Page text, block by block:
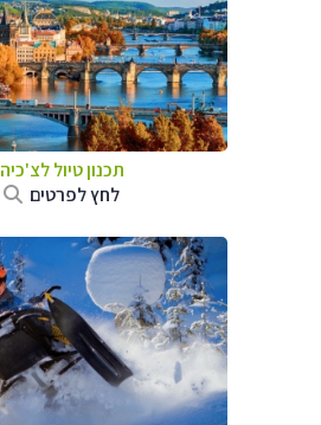
תכנון טיול לצ'כיה
לחץ לפרטים